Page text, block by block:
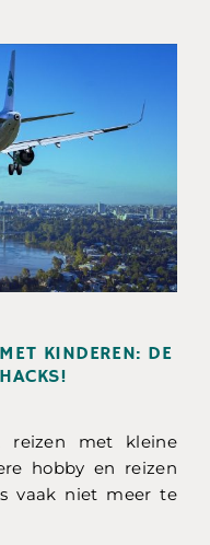
KINDEREN: DE
reizen met kleine
hobby en reizen
vaak niet meer te